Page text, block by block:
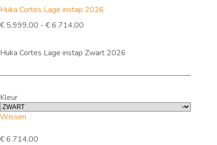
Huka Cortes Lage instap 2026
€ 5.999,00 - €6.714,00
€ 6.714,00
Huka Cortes Lage instap Zwart 2026
Kleur
Wissen
€6.714,00